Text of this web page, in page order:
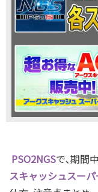
PSO2NGSで､期間
スキャッシュスー